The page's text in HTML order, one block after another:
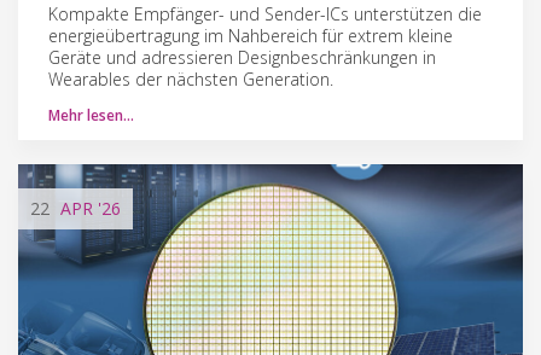
Kompakte Empfänger- und Sender-ICs unterstützen die
energieübertragung im Nahbereich für extrem kleine
Geräte und adressieren Designbeschränkungen in
Wearables der nächsten Generation.
Mehr lesen…
22 APR '26